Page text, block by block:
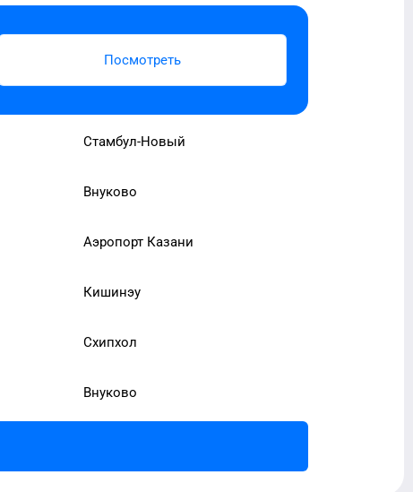
Посмотреть
Стамбул-Новый
Внуково
Аэропорт Казани
Кишинэу
Схипхол
Внуково